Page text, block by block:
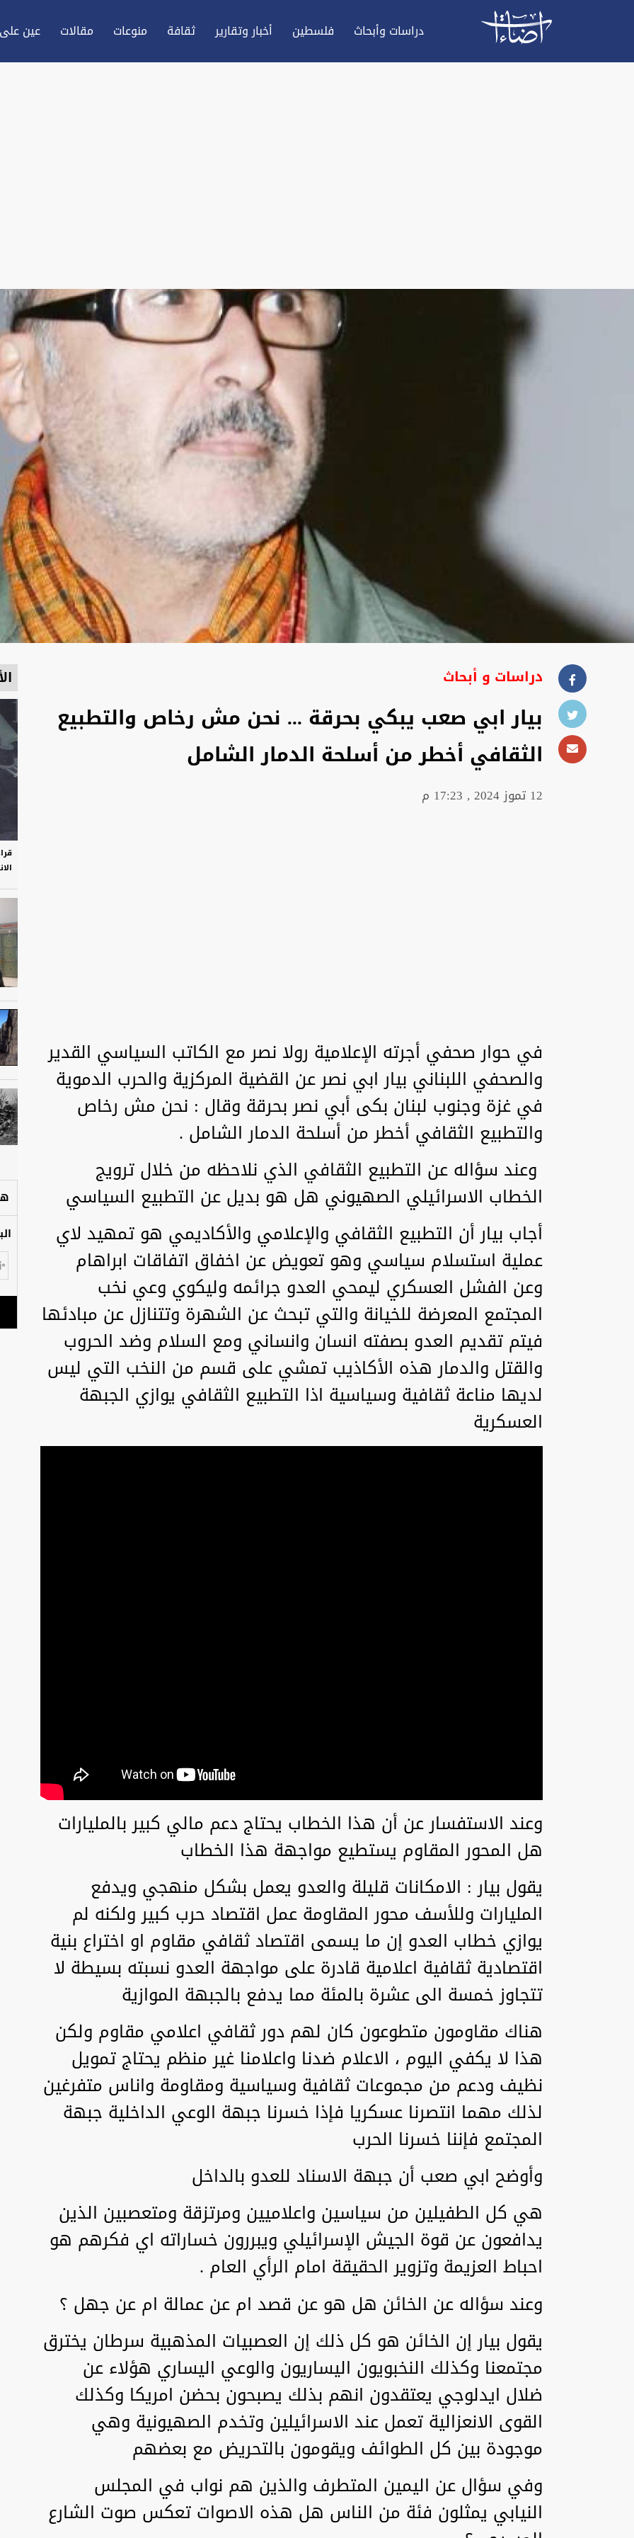
دراسات وأبحاث فلسطين أخبار وتقارير ثقافة منوعات مقالات عين
دراسات و أبحاث
بيار ابي صعب يبكي بحرقة ... نحن مش رخاص والتطبيع
الثقافي أخطر من أسلحة الدمار الشامل
12 تموز 2024 , 17:23 م
في حوار صحفي أجرته الإعلامية رولا نصر مع الكاتب السياسي القدير
والصحفي اللبناني بيار ابي نصر عن القضية المركزية والحرب الدموية
في غزة وجنوب لبنان بكى أبي نصر بحرقة وقال : نحن مش رخاص
والتطبيع الثقافي أخطر من أسلحة الدمار الشامل .
وعند سؤاله عن التطبيع الثقافي الذي نلاحظه من خلال ترويج
الخطاب الاسرائيلي الصهيوني هل هو بديل عن التطبيع السياسي
أجاب بيار أن التطبيع الثقافي والإعلامي والأكاديمي هو تمهيد لاي
عملية استسلام سياسي وهو تعويض عن اخفاق اتفاقات ابراهام
وعن الفشل العسكري ليمحي العدو جرائمه وليكوي وعي نخب
المجتمع المعرضة للخيانة والتي تبحث عن الشهرة وتتنازل عن مبادئها
فيتم تقديم العدو بصفته انسان وانساني ومع السلام وضد الحروب
والقتل والدمار هذه الأكاذيب تمشي على قسم من النخب التي ليس
لديها مناعة ثقافية وسياسية اذا التطبيع الثقافي يوازي الجبهة
العسكرية
وعند الاستفسار عن أن هذا الخطاب يحتاج دعم مالي كبير بالمليارات
هل المحور المقاوم يستطيع مواجهة هذا الخطاب
يقول بيار : الامكانات قليلة والعدو يعمل بشكل منهجي ويدفع
المليارات وللأسف محور المقاومة عمل اقتصاد حرب كبير ولكنه لم
يوازي خطاب العدو إن ما يسمى اقتصاد ثقافي مقاوم او اختراع بنية
اقتصادية ثقافية اعلامية قادرة على مواجهة العدو نسبته بسيطة لا
تتجاوز خمسة الى عشرة بالمئة مما يدفع بالجبهة الموازية
هناك مقاومون متطوعون كان لهم دور ثقافي اعلامي مقاوم ولكن
هذا لا يكفي اليوم ، الاعلام ضدنا واعلامنا غير منظم يحتاج تمويل
نظيف ودعم من مجموعات ثقافية وسياسية ومقاومة واناس متفرغين
لذلك مهما انتصرنا عسكريا فإذا خسرنا جبهة الوعي الداخلية جبهة
المجتمع فإننا خسرنا الحرب
وأوضح ابي صعب أن جبهة الاسناد للعدو بالداخل
هي كل الطفيلين من سياسين واعلاميين ومرتزقة ومتعصبين الذين
يدافعون عن قوة الجيش الإسرائيلي ويبررون خساراته اي فكرهم هو
احباط العزيمة وتزوير الحقيقة امام الرأي العام .
وعند سؤاله عن الخائن هل هو عن قصد ام عن عمالة ام عن جهل ؟
يقول بيار إن الخائن هو كل ذلك إن العصبيات المذهبية سرطان يخترق
مجتمعنا وكذلك النخبويون اليساريون والوعي اليساري هؤلاء عن
ضلال ايدلوجي يعتقدون انهم بذلك يصبحون بحضن امريكا وكذلك
القوى الانعزالية تعمل عند الاسرائيلين وتخدم الصهيونية وهي
موجودة بين كل الطوائف ويقومون بالتحريض مع بعضهم
وفي سؤال عن اليمين المتطرف والذين هم نواب في المجلس
النيابي يمثلون فئة من الناس هل هذه الاصوات تعكس صوت الشارع